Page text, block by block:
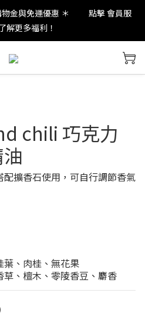
山岩擴香裝置
金與免運優惠 ＊           點擊 會員服
解更多福利！
山岩擴香裝置
chili 巧克力
擴香石使用，可自行調節香氣
葉、肉桂、無花果
、檀木、零陵香豆、麝香